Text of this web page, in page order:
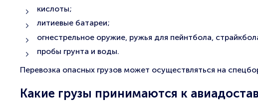
кислоты;
литиевые батареи;
огнестрельное оружие, ружья для пейнтбола,
пробы грунта и воды.
Перевозка опасных грузов может осуществляться на
Какие грузы принимаются к